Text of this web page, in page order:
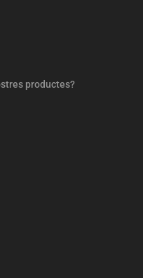
productes?